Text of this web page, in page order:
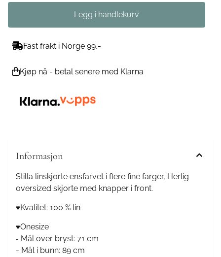
Fast frakt i Norge 99,-
Kjøp nå - betal senere med Klarna
Informasjon
Stilla linskjorte ensfarvet i flere fine farger, Herlig
oversized skjorte med knapper i front.
♥Kvalitet: 100 % lin
♥Onesize
- Mål over bryst: 71 cm
- Mål i bunn: 89 cm